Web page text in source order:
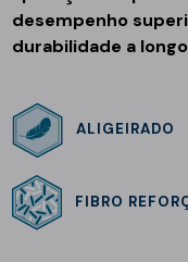
desempenho
durabilidade a
ALIGEIRADO
FIBRO